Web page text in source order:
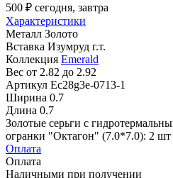
500 ₽ сегодня, завтра
Характеристики
Металл Золото
Вставка Изумруд г.т.
Коллекция Emerald
Вес от 2.82 до 2.92
Артикул Ec28g3e-0713-1
Ширина 0.7
Длина 0.7
Золотые серьги с
огранки "Октагон" (7.0*7.0): 2 шт
Оплата
Оплата
Наличными при получении